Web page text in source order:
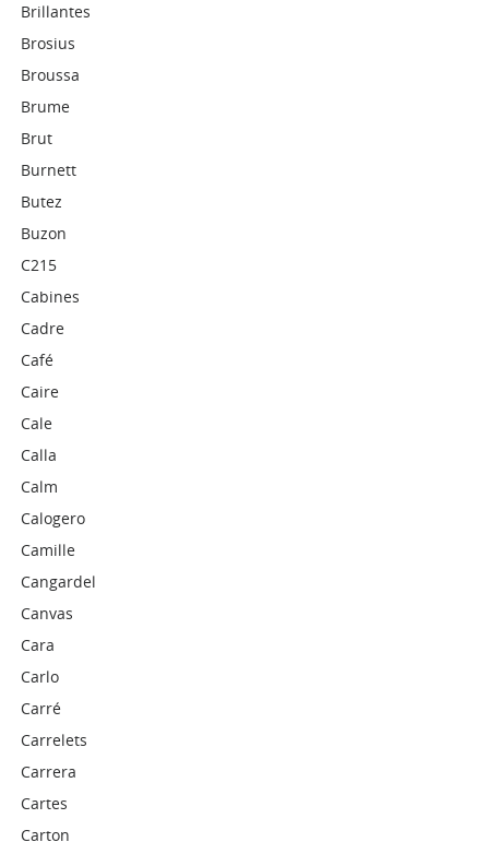
Brillantes
Brosius
Broussa
Brume
Brut
Burnett
Butez
Buzon
C215
Cabines
Cadre
Café
Caire
Cale
Calla
Calm
Calogero
Camille
Cangardel
Canvas
Cara
Carlo
Carré
Carrelets
Carrera
Cartes
Carton